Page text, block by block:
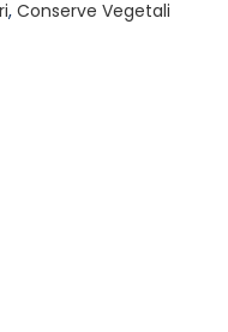
, Conserve Vegetali